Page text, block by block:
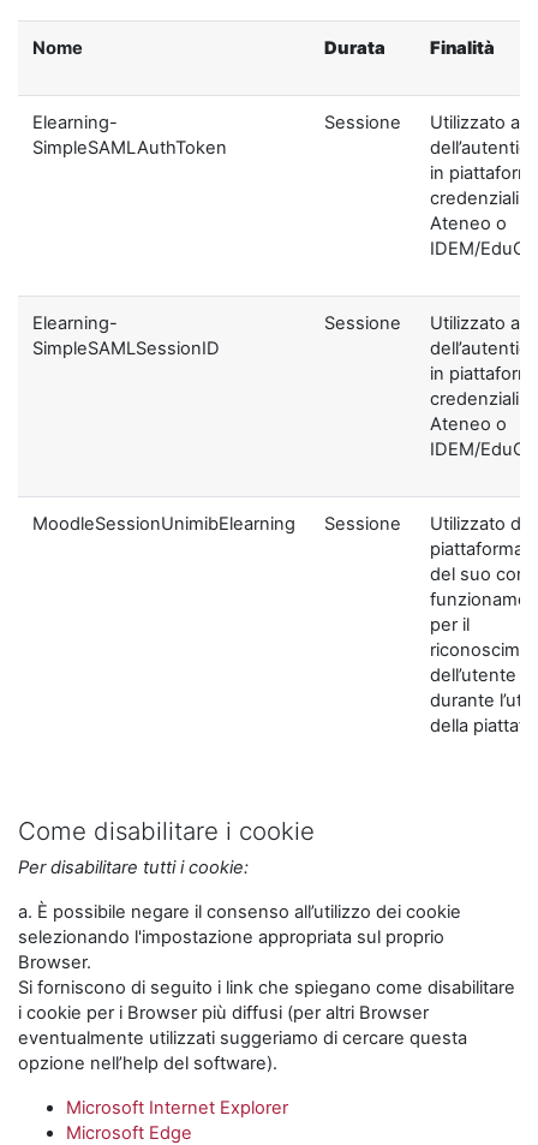
Nome Durata Finalità
Elearning-
SimpleSAMLAuthToken
Sessione
Utilizzato ai
in
credenziali di
Ateneo o
IDEM/
Elearning-
SimpleSAMLSessionID
Sessione
Utilizzato ai
in
credenziali di
Ateneo o
IDEM/
MoodleSessionUnimibElearning Sessione
Utilizzato
piattaforma
del suo
per il
dell’utente
durante
della
Come disabilitare i cookie
Per disabilitare tutti i cookie:
a. È possibile negare il consenso all’utilizzo dei cookie
selezionando l'impostazione appropriata sul proprio
Browser.
Si forniscono di seguito i link che spiegano come disabilitare
i cookie per i Browser più diffusi (per altri Browser
eventualmente utilizzati suggeriamo di cercare questa
opzione nell’help del software).
Microsoft Internet Explorer
Microsoft Edge